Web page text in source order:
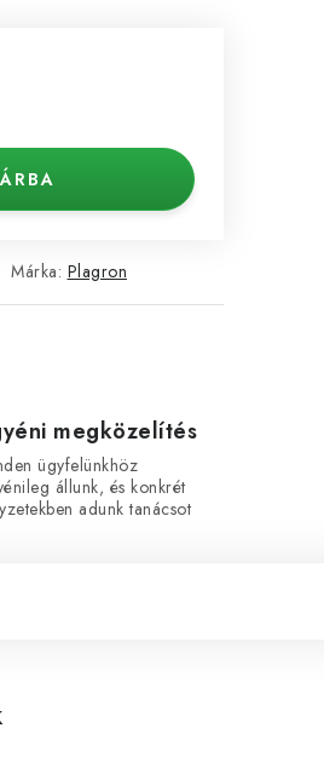
Márka: Plagron
megközelítés
ügyfelünkhöz
állunk, és konkrét
adunk tanácsot